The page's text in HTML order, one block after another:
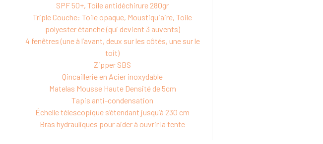
SPF 50+, Toile antidéchirure 280gr
Triple Couche: Toile opaque, Moustiquiaire, Toile
polyester étanche (qui devient 3 auvents)
4 fenêtres (une à l’avant, deux sur les côtés, une sur le
toit)
Zipper SBS
Qincaillerie en Acier inoxydable
Matelas Mousse Haute Densité de 5cm
Tapis anti-condensation
Échelle télescopique s’étendant jusqu’à 230 cm
Bras hydrauliques pour aider à ouvrir la tente